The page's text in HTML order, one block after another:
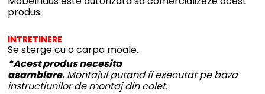
produs.
INTRETINERE
Se sterge cu o carpa moale.
*Acest produs necesita
asamblare.Montajul putand fi executat pe baza
instructiunilor de montaj din colet.